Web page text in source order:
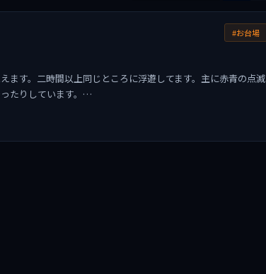
#お台場
ます。二時間以上同じところに浮遊してます。主に赤青の点滅
たりしています。…